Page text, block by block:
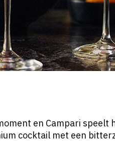
en Campari speelt
cocktail met een